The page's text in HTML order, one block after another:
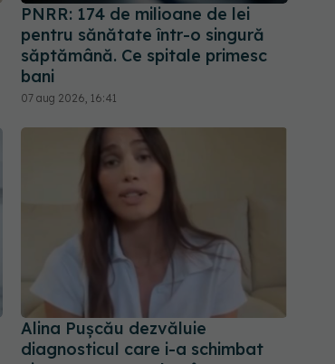
PNRR: 174 de milioane de lei
pentru sănătate într-o singură
săptămână. Ce spitale primesc
bani
07 aug 2026, 16:41
Alina Pușcău dezvăluie
diagnosticul care i-a schimbat